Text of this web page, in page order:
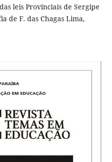
leis Provinciais de Sergipe
de F. das Chagas Lima,